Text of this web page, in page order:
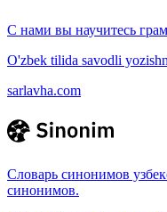
С нами вы научитесь
O'zbek tilida savodli
sarlavha.com
Словарь синонимов
синонимов.